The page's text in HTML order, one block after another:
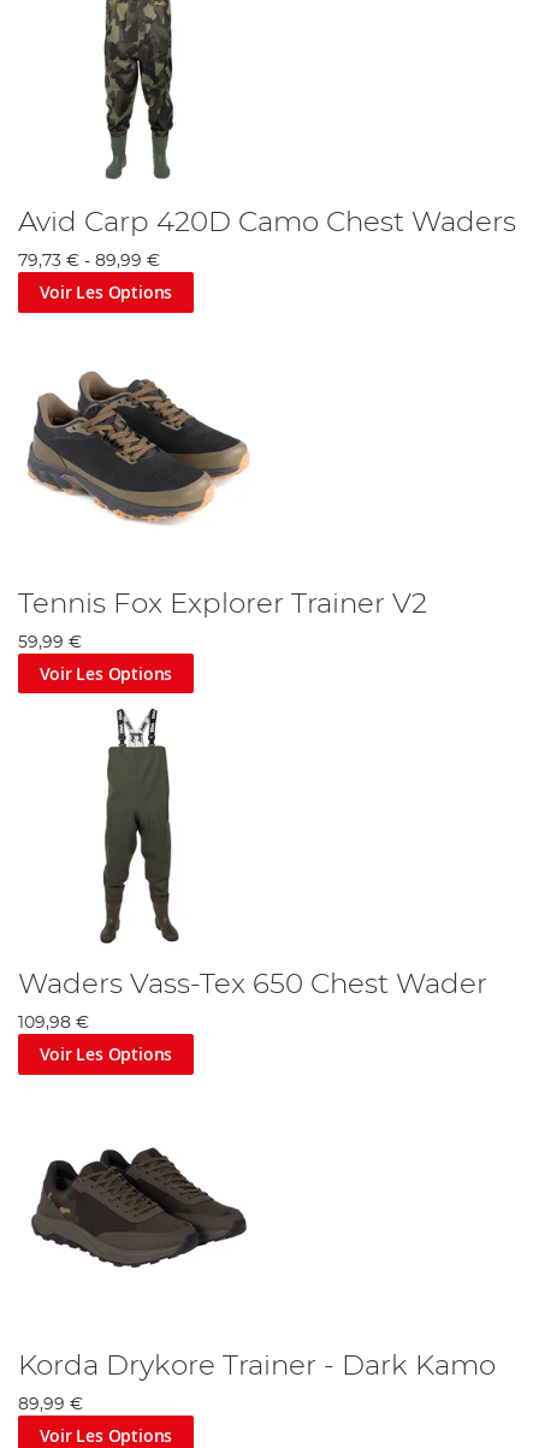
Avid Carp 420D Camo Chest Waders
79,73 € - 89,99 €
Voir Les Options
Tennis Fox Explorer Trainer V2
59,99 €
Voir Les Options
Waders Vass-Tex 650 Chest Wader
109,98 €
Voir Les Options
Korda Drykore Trainer - Dark Kamo
89,99 €
Voir Les Options